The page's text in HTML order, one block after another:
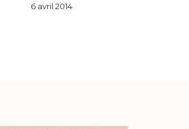
6 avril 2014